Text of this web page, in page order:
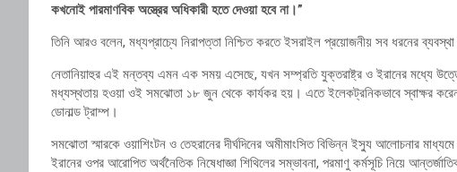
কখনোই পারমাণবিক অস্ত্রের অধিকারী হতে দেওয়া হবে না।”
তিনি আরও বলেন, মধ্যপ্রাচ্যে নিরাপত্তা নিশ্চিত করতে ইসরাইল প্রয়োজনীয় সব ধরনের
নেতানিয়াহুর এই মন্তব্য এমন এক সময় এসেছে, যখন সম্প্রতি যুক্তরাষ্ট্র ও ইরানের মধ্যে
মধ্যস্থতায় হওয়া ওই সমঝোতা ১৮ জুন থেকে কার্যকর হয়। এতে ইলেকট্রনিকভাবে স্বাক্ষর করেন
ডোনাল্ড ট্রাম্প।
সমঝোতা স্মারকে ওয়াশিংটন ও তেহরানের দীর্ঘদিনের অমীমাংসিত বিভিন্ন ইস্যু আলোচনার
ইরানের ওপর আরোপিত অর্থনৈতিক নিষেধাজ্ঞা শিথিলের সম্ভাবনা, পরমাণু কর্মসূচি নিয়ে